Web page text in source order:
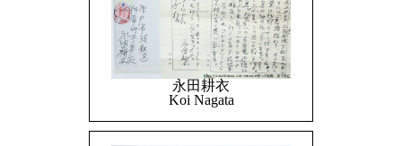
永田耕衣
Koi Nagata